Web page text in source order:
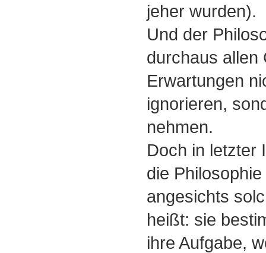
jeher wurden).
Und der
durchaus allen
Erwartungen
ignorieren,
nehmen.
Doch in letzter
die
angesichts
heißt: sie
ihre Aufgabe,